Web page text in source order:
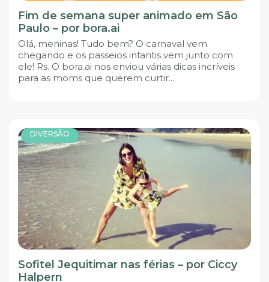
Fim de semana super animado em São
Paulo – por bora.ai
Olá, meninas! Tudo bem? O carnaval vem
chegando e os passeios infantis vem junto com
ele! Rs. O bora.ai nos enviou várias dicas incríveis
para as moms que querem curtir...
DIVERSÃO
Sofitel Jequitimar nas férias – por Ciccy
Halpern